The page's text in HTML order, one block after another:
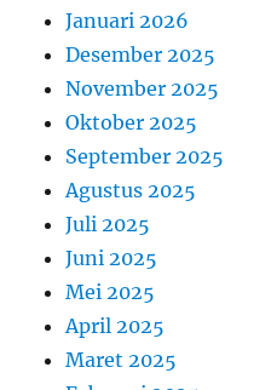
Januari 2026
Desember 2025
November 2025
Oktober 2025
September 2025
Agustus 2025
Juli 2025
Juni 2025
Mei 2025
April 2025
Maret 2025